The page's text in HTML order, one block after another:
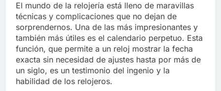
El mundo de la relojería está lleno de maravillas
técnicas y complicaciones que no dejan de
sorprendernos. Una de las más impresionantes y
también más útiles es el calendario perpetuo. Esta
función, que permite a un reloj mostrar la fecha
exacta sin necesidad de ajustes hasta por más de
un siglo, es un testimonio del ingenio y la
habilidad de los relojeros.